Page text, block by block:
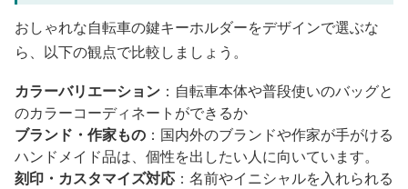
おしゃれな自転車の鍵キーホルダーをデザインで選ぶな
ら、以下の観点で比較しましょう。
カラーバリエーション ：自転車本体や普段使いのバッグと
のカラーコーディネートができるか
ブランド・作家もの ：国内外のブランドや作家が手がける
ハンドメイド品は、個性を出したい人に向いています。
刻印・カスタマイズ対応 ：名前やイニシャルを入れられる